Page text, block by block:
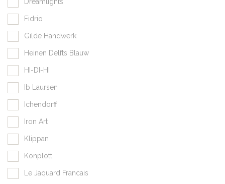
Fidrio
Gilde Handwerk
Heinen Delfts Blauw
HI-DI-HI
Ib Laursen
Ichendorff
Iron Art
Klippan
Konplott
Le Jaquard Francais